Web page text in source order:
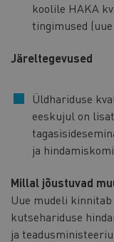
koolile HAKA
tingimused
Järeltegevused
Üldhariduse
eeskujul on
ja
Millal jõustuvad
Uue mudeli
kutsehariduse
ja